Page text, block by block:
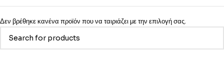
Δεν βρέθηκε κανένα προϊόν που να ταιριάζει με την επιλογή σας.